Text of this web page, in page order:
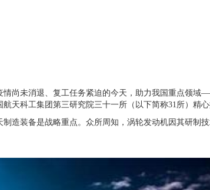
尚未消退、复工任务紧迫的今天，助力我国重点领
天科工集团第三研究院三十一所（以下简称31 所）精
造装备是战略重点。 众所周知，涡轮发动机因其研制